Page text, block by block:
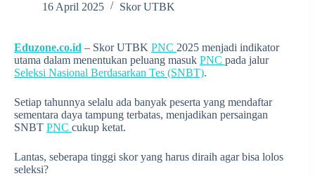
16 April 2025 Skor UTBK
Eduzone.co.id – Skor UTBK PNC 2025 menjadi indikator
utama dalam menentukan peluang masuk PNC pada jalur
Seleksi Nasional Berdasarkan Tes (SNBT).
Setiap tahunnya selalu ada banyak peserta yang mendaftar
sementara daya tampung terbatas, menjadikan persaingan
SNBT PNC cukup ketat.
Lantas, seberapa tinggi skor yang harus diraih agar bisa lolos
seleksi?